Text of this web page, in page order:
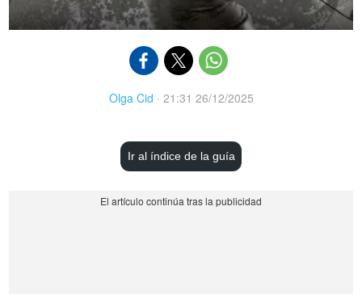
Olga Cid · 21:31 26/12/2025
Ir al índice de la guía